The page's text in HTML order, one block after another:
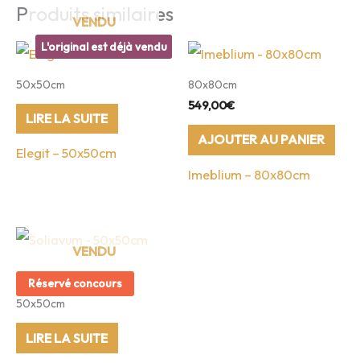
Produits similaires
Vendu
L'original est déjà vendu
50x50cm
LIRE LA SUITE
Elegit – 50x50cm
80x80cm
549,00€
AJOUTER AU PANIER
Imeblium – 80x80cm
Réservé concours
50x50cm
LIRE LA SUITE